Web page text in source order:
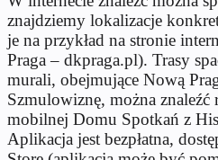
znajdziemy lokalizacje
je na przykład na stronie
Praga – dkpraga.pl). Trasy
murali, obejmujące Nową
Szmulowiznę, można
mobilnej Domu Spotkań z
Aplikacja jest bezpłatna,